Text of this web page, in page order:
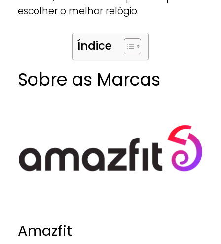
escolher o melhor relógio.
Índice
Sobre as Marcas
Amazfit